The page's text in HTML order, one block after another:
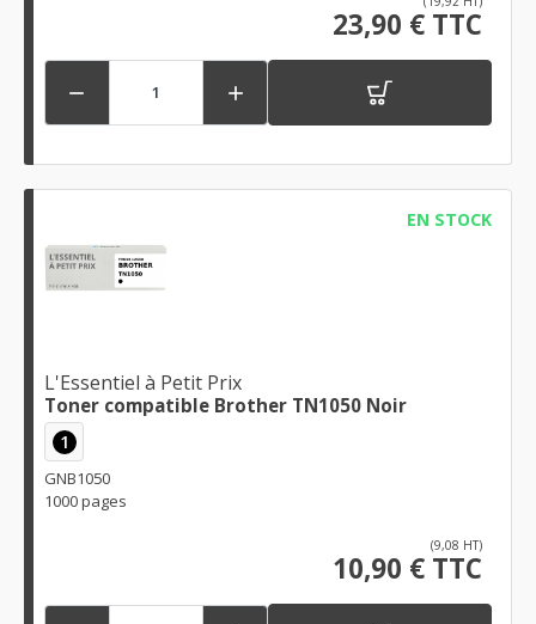
23,90 € TTC
 
EN STOCK
L'Essentiel à Petit Prix
Toner compatible Brother TN1050 Noir
1
GNB1050
1000 pages
(9,08 HT)
10,90 € TTC